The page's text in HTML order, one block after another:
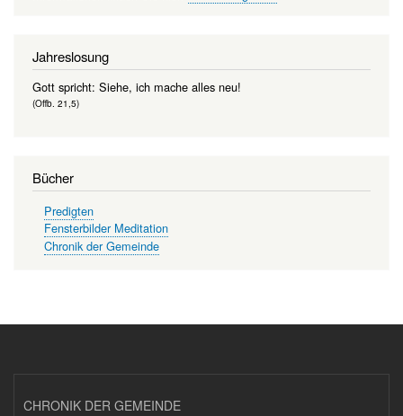
Jahreslosung
Gott spricht: Siehe, ich mache alles neu!
(Offb. 21,5)
Bücher
Predigten
Fensterbilder Meditation
Chronik der Gemeinde
CHRONIK DER GEMEINDE